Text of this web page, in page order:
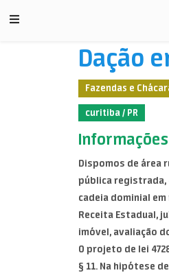
Dação
Fazendas e
curitiba / PR
Informações
Dispomos de área
pública registrada,
cadeia dominial
Receita Estadual,
imóvel, avaliação
O projeto de lei
§ 11. Na hipótese